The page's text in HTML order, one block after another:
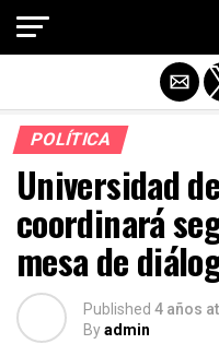
POLÍTICA
Universidad
coordinará
mesa de
Published 4 años
Byadmin
Salir de